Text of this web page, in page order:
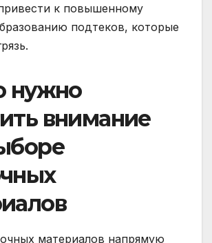
к повышенному
подтеков, которые
нужно
внимание
материалов напрямую